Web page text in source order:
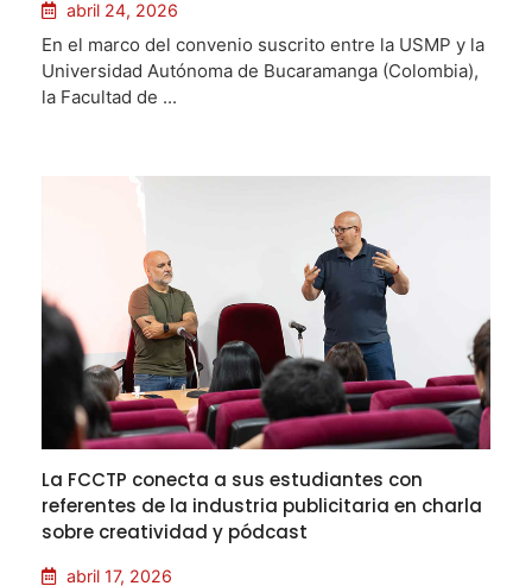
abril 24, 2026
En el marco del convenio suscrito entre la USMP y la
Universidad Autónoma de Bucaramanga (Colombia),
la Facultad de ...
La FCCTP conecta a sus estudiantes con
referentes de la industria publicitaria en charla
sobre creatividad y pódcast
abril 17, 2026